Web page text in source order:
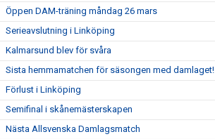
Öppen DAM-träning måndag 26 mars
Serieavslutning i Linköping
Kalmarsund blev för svåra
Sista hemmamatchen för säsongen med damlaget!
Förlust i Linköping
Semifinal i skånemästerskapen
Nästa Allsvenska Damlagsmatch